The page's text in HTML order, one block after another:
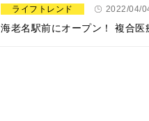
ライフトレンド 2022/04/
海老名駅前にオープン！ 複合